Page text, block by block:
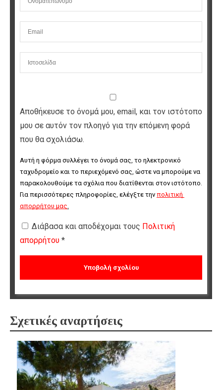
Αποθήκευσε το όνομά μου, email, και τον ιστότοπο
μου σε αυτόν τον πλοηγό για την επόμενη φορά
που θα σχολιάσω.
Αυτή η φόρμα συλλέγει το όνομά σας, το ηλεκτρονικό
ταχυδρομείο και το περιεχόμενό σας, ώστε να μπορούμε να
παρακολουθούμε τα σχόλια που διατίθενται στον ιστότοπο.
Για περισσότερες πληροφορίες, ελέγξτε την πολιτική
απορρήτου μας
Διάβασα και αποδέχομαι τους Πολιτική
απορρήτου *
Σχετικές αναρτήσεις